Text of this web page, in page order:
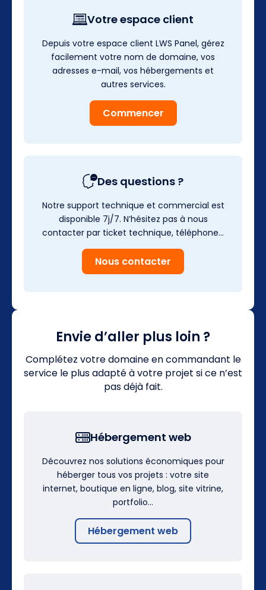
Votre espace client
Depuis votre espace client LWS Panel, gérez
facilement votre nom de domaine, vos
adresses e-mail, vos hébergements et
autres services.
Commencer
Des questions ?
Notre support technique et commercial est
disponible 7j/7. N’hésitez pas à nous
contacter par ticket technique, téléphone…
Nous contacter
Envie d’aller plus loin ?
Complétez votre domaine en commandant le
service le plus adapté à votre projet si ce n’est
pas déjà fait.
Hébergement web
Découvrez nos solutions économiques pour
héberger tous vos projets : votre site
internet, boutique en ligne, blog, site vitrine,
portfolio…
Hébergement web